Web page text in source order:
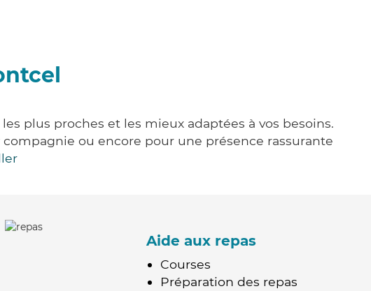
plus proches et les mieux adaptées à vos besoins.
ou encore pour une présence rassurante
Aide aux repas
Courses
Préparation des repas